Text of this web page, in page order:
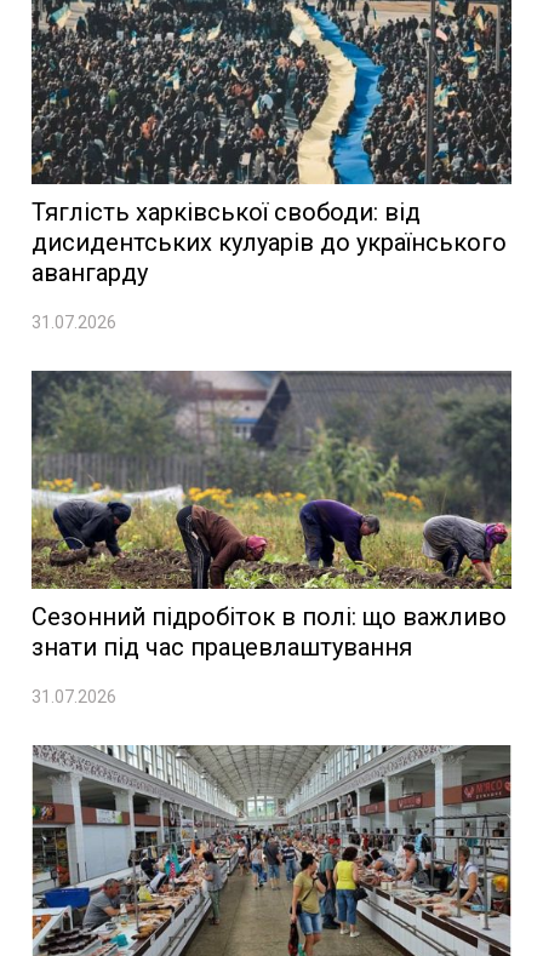
Тяглість харківської свободи: від
дисидентських кулуарів до українського
авангарду
31.07.2026
Сезонний підробіток в полі: що важливо
знати під час працевлаштування
31.07.2026